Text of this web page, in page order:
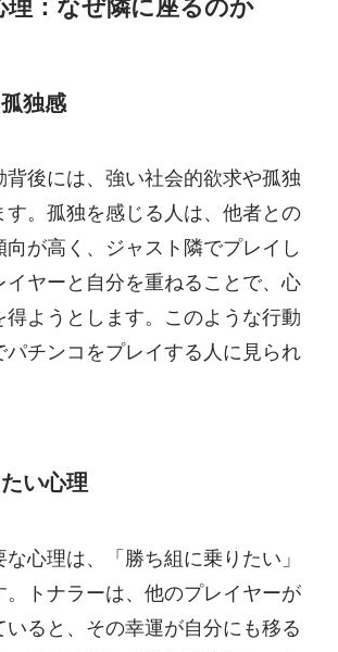
理：なぜ隣に座るのか
独感
背後には、強い社会的欲求や孤独
す。孤独を感じる人は、他者との
が高く、ジャスト隣でプレイし
イヤーと自分を重ねることで、心
得ようとします。このような行動
パチンコをプレイする人に見られ
い心理
心理は、「勝ち組に乗りたい」
。トナラーは、他のプレイヤーが
いると、その幸運が自分にも移る